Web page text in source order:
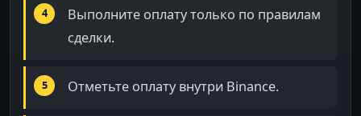
Выполните оплату только по правилам
сделки.
Отметьте оплату внутри Binance.